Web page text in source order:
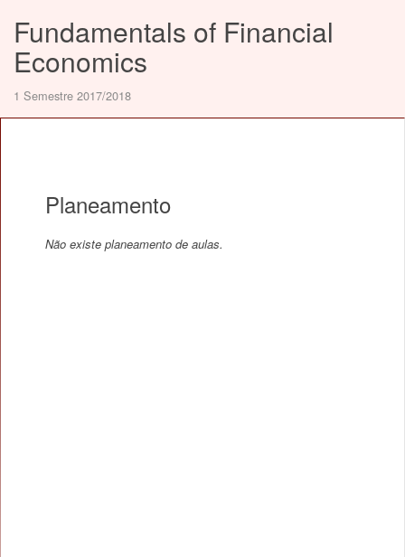
Fundamentals of Financial
Economics
1 Semestre 2017/2018
Planeamento
Não existe planeamento de aulas.